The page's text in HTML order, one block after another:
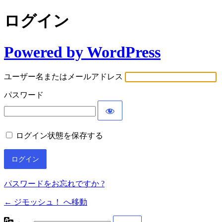
ログイン
Powered by WordPress
ユーザー名またはメールアドレス
パスワード
ログイン状態を保存する
パスワードをお忘れですか ?
← ジモッシュ！ へ移動